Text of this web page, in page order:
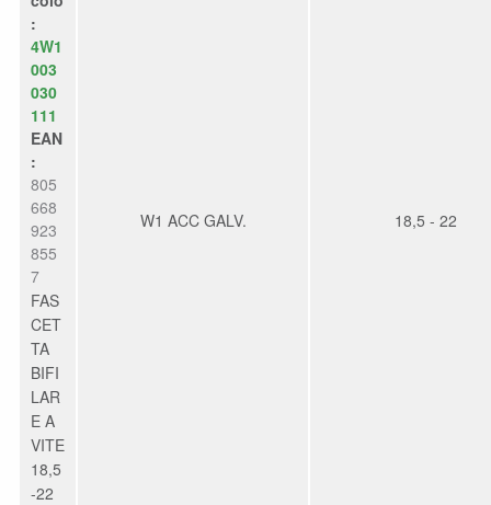
:
4W1
003
030
111
EAN
:
805
668
923
855
7
FAS
CET
TA
BIFI
LAR
E A
VITE
18,5
-22
W1 ACC GALV. 18,5 - 22